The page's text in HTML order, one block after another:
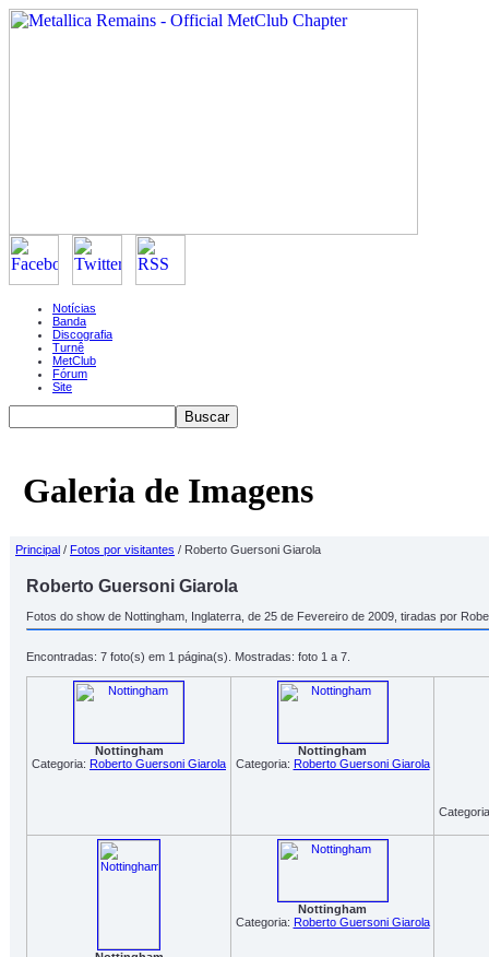
Notícias
Banda
Discografia
Turnê
MetClub
Fórum
Site
Galeria de Imagens
Principal / Fotos por visitantes / Roberto Guersoni Giarola
Roberto Guersoni Giarola
Fotos do show de Nottingham, Inglaterra, de 25 de Fevereiro de 2009, tiradas por
Encontradas: 7 foto(s) em 1 página(s). Mostradas: foto 1 a 7.
Nottingham
Categoria: Roberto Guersoni Giarola
Nottingham
Categoria: Roberto Guersoni Giarola
Nottingham
Categoria: Roberto Guersoni Giarola